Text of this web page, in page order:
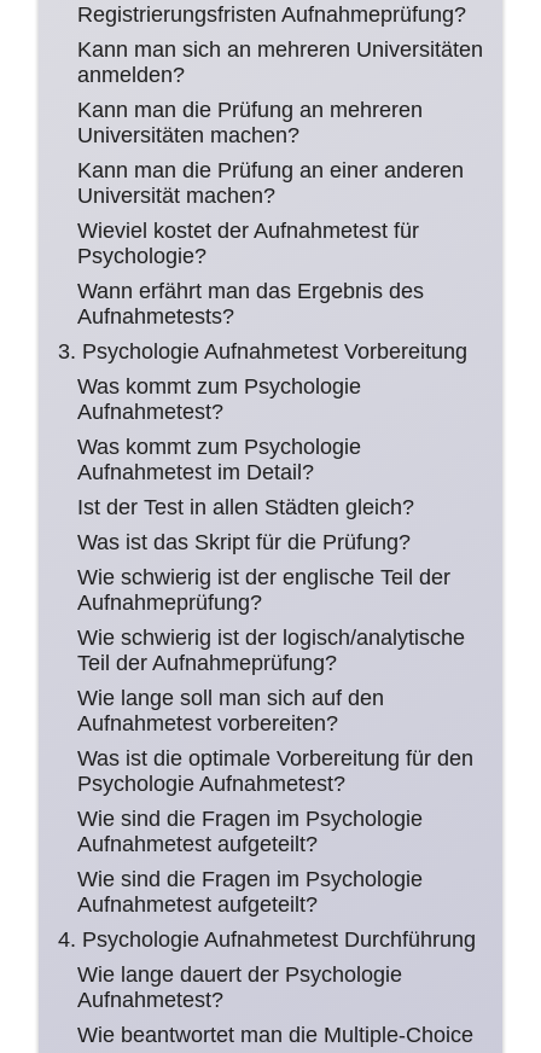
Registrierungsfristen Aufnahmeprüfung?
Kann man sich an mehreren Universitäten
anmelden?
Kann man die Prüfung an mehreren
Universitäten machen?
Kann man die Prüfung an einer anderen
Universität machen?
Wieviel kostet der Aufnahmetest für
Psychologie?
Wann erfährt man das Ergebnis des
Aufnahmetests?
3. Psychologie Aufnahmetest Vorbereitung
Was kommt zum Psychologie
Aufnahmetest?
Was kommt zum Psychologie
Aufnahmetest im Detail?
Ist der Test in allen Städten gleich?
Was ist das Skript für die Prüfung?
Wie schwierig ist der englische Teil der
Aufnahmeprüfung?
Wie schwierig ist der logisch/analytische
Teil der Aufnahmeprüfung?
Wie lange soll man sich auf den
Aufnahmetest vorbereiten?
Was ist die optimale Vorbereitung für den
Psychologie Aufnahmetest?
Wie sind die Fragen im Psychologie
Aufnahmetest aufgeteilt?
Wie sind die Fragen im Psychologie
Aufnahmetest aufgeteilt?
4. Psychologie Aufnahmetest Durchführung
Wie lange dauert der Psychologie
Aufnahmetest?
Wie beantwortet man die Multiple-Choice